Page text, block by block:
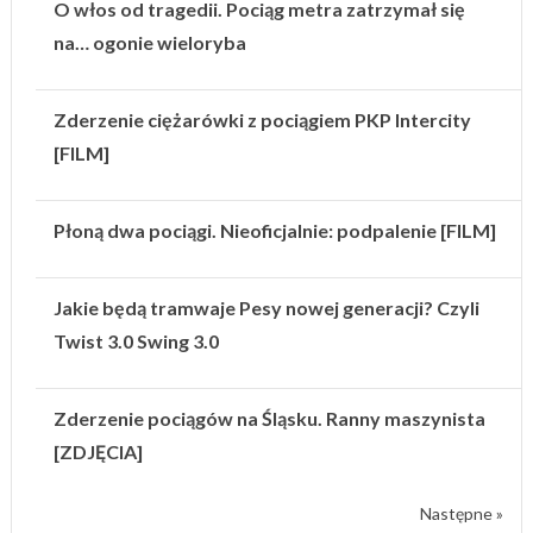
O włos od tragedii. Pociąg metra zatrzymał się
na… ogonie wieloryba
Zderzenie ciężarówki z pociągiem PKP Intercity
[FILM]
Płoną dwa pociągi. Nieoficjalnie: podpalenie [FILM]
Jakie będą tramwaje Pesy nowej generacji? Czyli
Twist 3.0 Swing 3.0
Zderzenie pociągów na Śląsku. Ranny maszynista
[ZDJĘCIA]
Następne »